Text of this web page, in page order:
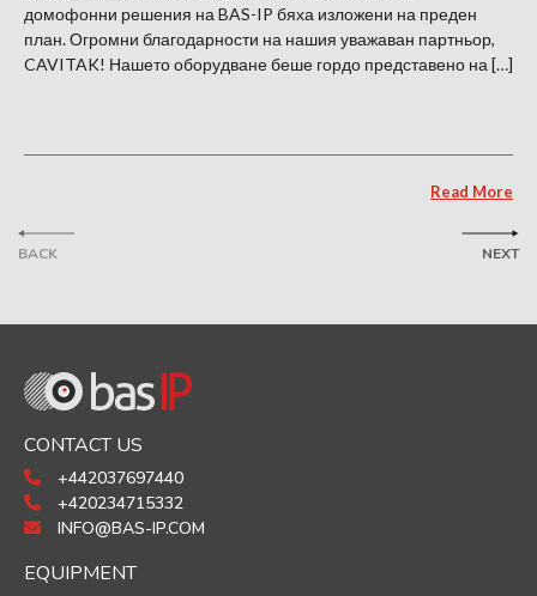
BACK
домофонни решения на BAS-IP бяха изложени на преден
план. Огромни благодарности на нашия уважаван партньор,
CAVITAK! Нашето оборудване беше гордо представено на […]
Read More
NEXT
CONTACT US
+442037697440
+420234715332
INFO@BAS-IP.COM
EQUIPMENT